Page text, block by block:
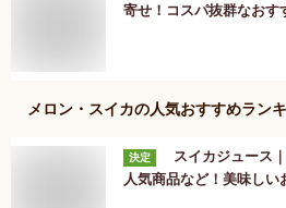
寄せ！コスパ抜群なおす
メロン・スイカの人気おすすめラン
決定
スイカジュース
人気商品など！美味しい